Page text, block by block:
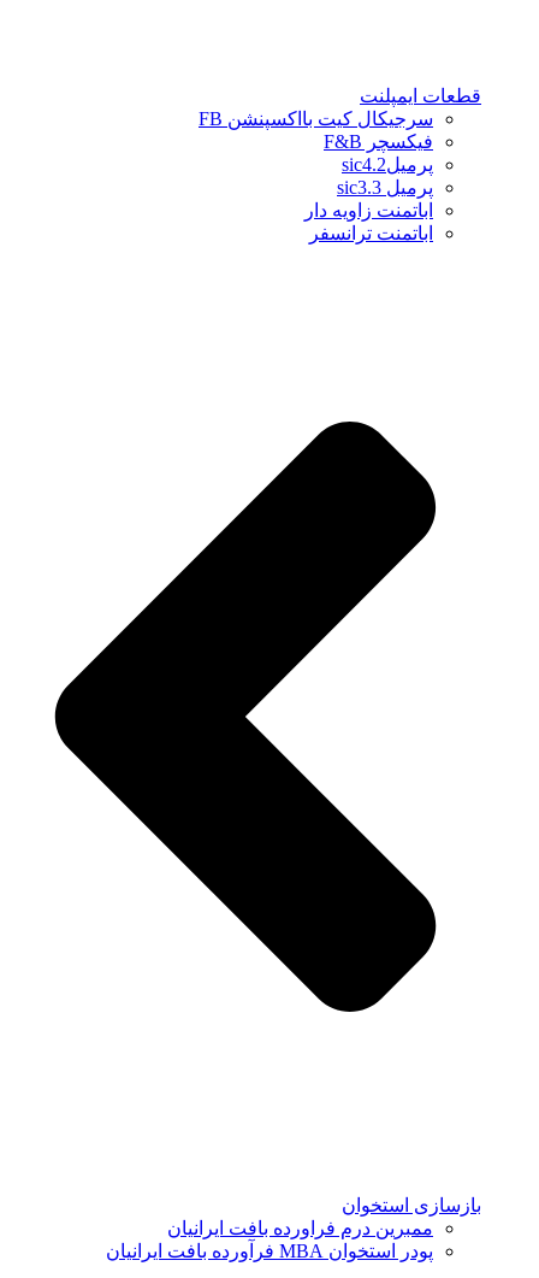
قطعات ایمپلنت
سرجیکال کیت بااکسپنشن FB
فیکسچر F&B
پرمیلsic4.2
پرمیل sic3.3
اباتمنت زاویه دار
اباتمنت ترانسفر
بازسازی استخوان
ممبرین درم فراورده بافت ایرانیان
پودر استخوان MBA فرآورده بافت ایرانیان